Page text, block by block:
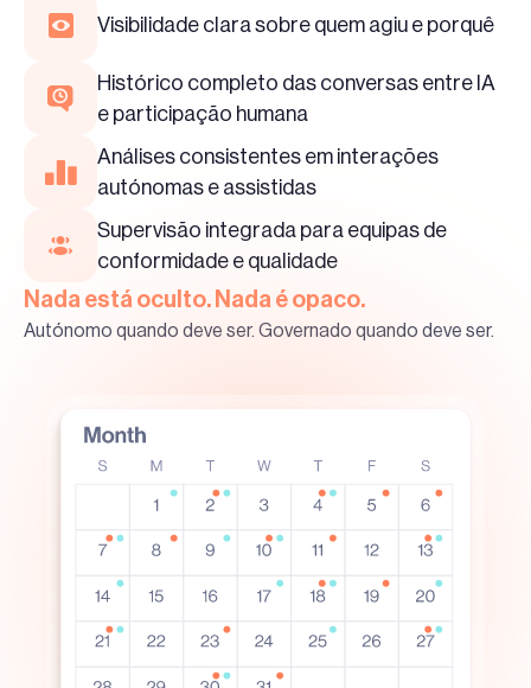
Visibilidade clara sobre quem agiu e porquê
Histórico completo das conversas entre IA
e participação humana
Análises consistentes em interações
autónomas e assistidas
Supervisão integrada para equipas de
conformidade e qualidade
Nada está oculto. Nada é opaco.
Autónomo quando deve ser. Governado quando deve ser.